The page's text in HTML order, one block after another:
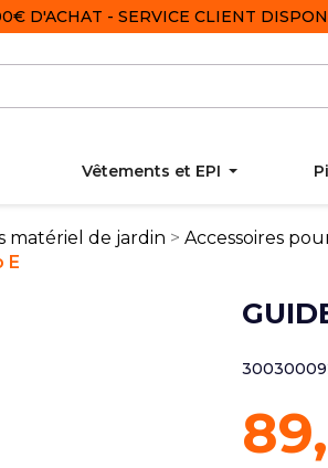
D'ACHAT - SERVICE CLIENT
Vêtements et EPI
matériel de jardin Accessoires
E